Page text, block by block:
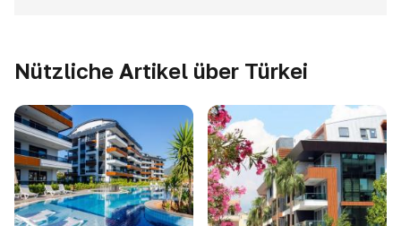
Nützliche Artikel über Türkei